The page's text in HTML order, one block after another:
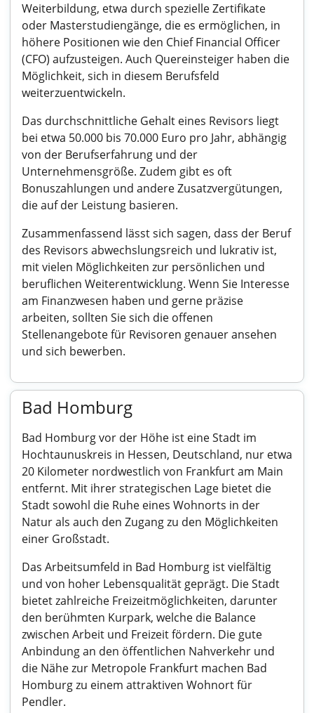
Weiterbildung, etwa durch spezielle Zertifikate
oder Masterstudiengänge, die es ermöglichen, in
höhere Positionen wie den Chief Financial Officer
(CFO) aufzusteigen. Auch Quereinsteiger haben die
Möglichkeit, sich in diesem Berufsfeld
weiterzuentwickeln.
Das durchschnittliche Gehalt eines Revisors liegt
bei etwa 50.000 bis 70.000 Euro pro Jahr, abhängig
von der Berufserfahrung und der
Unternehmensgröße. Zudem gibt es oft
Bonuszahlungen und andere Zusatzvergütungen,
die auf der Leistung basieren.
Zusammenfassend lässt sich sagen, dass der Beruf
des Revisors abwechslungsreich und lukrativ ist,
mit vielen Möglichkeiten zur persönlichen und
beruflichen Weiterentwicklung. Wenn Sie Interesse
am Finanzwesen haben und gerne präzise
arbeiten, sollten Sie sich die offenen
Stellenangebote für Revisoren genauer ansehen
und sich bewerben.
Bad Homburg
Bad Homburg vor der Höhe ist eine Stadt im
Hochtaunuskreis in Hessen, Deutschland, nur etwa
20 Kilometer nordwestlich von Frankfurt am Main
entfernt. Mit ihrer strategischen Lage bietet die
Stadt sowohl die Ruhe eines Wohnorts in der
Natur als auch den Zugang zu den Möglichkeiten
einer Großstadt.
Das Arbeitsumfeld in Bad Homburg ist vielfältig
und von hoher Lebensqualität geprägt. Die Stadt
bietet zahlreiche Freizeitmöglichkeiten, darunter
den berühmten Kurpark, welche die Balance
zwischen Arbeit und Freizeit fördern. Die gute
Anbindung an den öffentlichen Nahverkehr und
die Nähe zur Metropole Frankfurt machen Bad
Homburg zu einem attraktiven Wohnort für
Pendler.